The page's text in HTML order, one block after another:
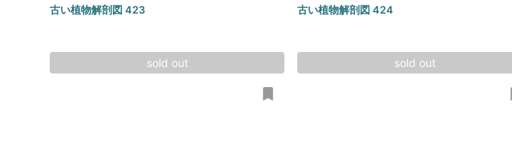
古い植物解剖図 423
sold out
古い植物解剖図 424
sold out